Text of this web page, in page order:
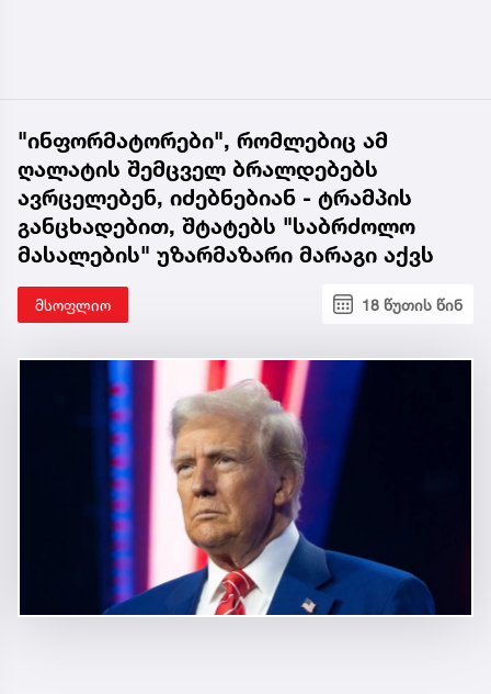
"ინფორმატორები", რომლებიც ამ
ღალატის შემცველ ბრალდებებს
ავრცელებენ, იძებნებიან - ტრამპის
განცხადებით, შტატებს "საბრძოლო
მასალების" უზარმაზარი მარაგი აქვს
მსოფლიო 18 წუთის წინ